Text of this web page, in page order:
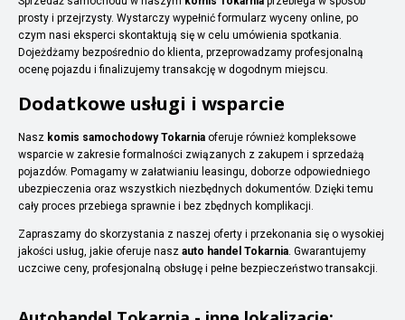
prosty i przejrzysty. Wystarczy wypełnić formularz wyceny online, po
czym nasi eksperci skontaktują się w celu umówienia spotkania.
Dojeżdżamy bezpośrednio do klienta, przeprowadzamy profesjonalną
ocenę pojazdu i finalizujemy transakcję w dogodnym miejscu.
Dodatkowe usługi i wsparcie
Nasz komis samochodowy Tokarnia oferuje również kompleksowe
wsparcie w zakresie formalności związanych z zakupem i sprzedażą
pojazdów. Pomagamy w załatwianiu leasingu, doborze odpowiedniego
ubezpieczenia oraz wszystkich niezbędnych dokumentów. Dzięki temu
cały proces przebiega sprawnie i bez zbędnych komplikacji.
Zapraszamy do skorzystania z naszej oferty i przekonania się o wysokiej
jakości usług, jakie oferuje nasz auto handel Tokarnia. Gwarantujemy
uczciwe ceny, profesjonalną obsługę i pełne bezpieczeństwo transakcji.